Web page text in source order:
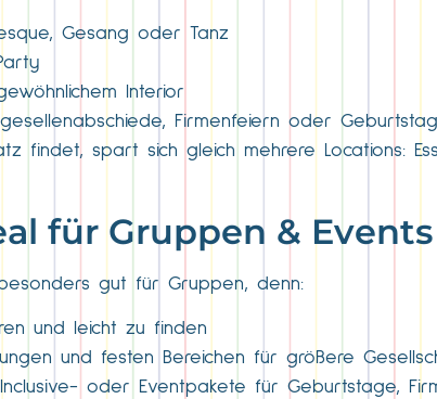
Gesang oder Tanz
Interior
Firmenfeiern oder
findet, spart sich gleich mehrere Locations:
für Gruppen & Events
gut für Gruppen, denn:
und leicht zu finden
und festen Bereichen für größere
oder Eventpakete für Geburtstage,